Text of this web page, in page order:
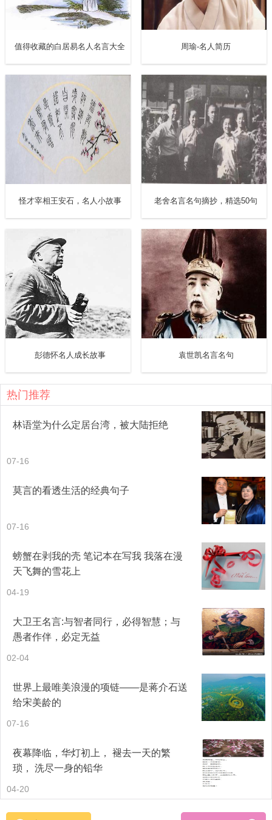
里面射虎。当时有脱群的野兽扑向他的车，孙权每次都以亲
手搏击为乐。张昭多次规劝，孙权常常笑而不答。 苏轼在
《江城子·密州出猎》中写道：“老夫聊发少年狂……亲射虎，
看孙郎。”
3、不记前仇
孙策掌理江东时，曾让吕范管理财计。当时孙权年少，私下
向吕范借钱索物，吕范定要禀告，不敢专断许可，当时被孙
权怨恨。后来，孙权代理阳羡长，有私下开支，孙策有时进
行核计审查，功曹周谷就为孙权制造假账，使他不受责问，
孙权那时十分满意他。但等到孙权开始统管国事后，认为吕
范忠诚，深为信任，周谷善于欺骗，伪造簿册文书，不再录
用。吕范去世后，孙权路过吕范墓，忍不住呼喊他的字：“子
衡！”言毕泪流不止。
4、嘲啁无方
吗？”郑泉回答：“臣听说有贤明的君主，就有正直的大臣。今
朝廷能够畅所欲言，是因为大家都知道主公器量宏伟。依仗
厚恩，我不怕逆鳞。”有一次开宴会，孙权吓唬要治郑泉的
罪，郑泉快走出门的时候不停回头张望孙权。孙权喊着他的
头看我呢？”郑泉回答：“臣知道主公一向爱护臣下，肯定不会
有性命之忧。快出门的时候被主公的英姿所打动，忍不住想
大将朱桓出征时，孙权亲自为他送行。朱桓忽然端起酒杯
说：“上天授予陛下圣人的容貌，应当君临四海，委任重臣，
来清除叛逆。如今臣就要离开陛下远去了，要是能摸一摸陛
下的胡须，臣死而无憾了。”孙权闻言微微地倚着案几，把脑
袋伸了出去。朱桓上前捋须，感叹道：“今天总算可说是捋到
虎须了！”孙权大笑。 此外，孙权也曾逗弄费祎、诸葛瑾、诸
葛恪等人。
5、爱护臣下
孙权常以表字称呼臣下，君臣关系之亲密可见一斑。凌统的
随从战死，内心难过得不得了。孙权用自己衣袖给凌统擦干
眼泪，对他说：“公绩，死的已然死了。只要有你在，还怕没
值得收藏的白居易名人名言大全 周瑜-名人简历
怪才宰相王安石，名人小故事 老舍名言名句摘抄，精选50句
彭德怀名人成长故事 袁世凯名言名句
热门推荐
林语堂为什么定居台湾，被大陆拒绝
07-16
莫言的看透生活的经典句子
07-16
螃蟹在剥我的壳 笔记本在写我 我落在漫
天飞舞的雪花上
04-19
大卫王名言:与智者同行，必得智慧；与
愚者作伴，必定无益
02-04
世界上最唯美浪漫的项链——是蒋介石送
给宋美龄的
07-16
夜幕降临，华灯初上， 褪去一天的繁
琐， 洗尽一身的铅华
04-20